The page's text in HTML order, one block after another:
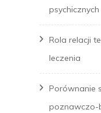
psychicznych
Rola relacji
leczenia
Porównanie
poznawczo-